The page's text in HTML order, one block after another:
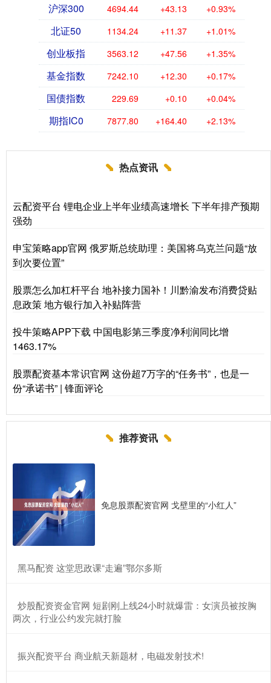
沪深300 4694.44 +43.13 +0.93%
北证50 1134.24 +11.37 +1.01%
创业板指 3563.12 +47.56 +1.35%
基金指数 7242.10 +12.30 +0.17%
国债指数 229.69 +0.10 +0.04%
期指IC0 7877.80 +164.40 +2.13%
热点资讯
云配资平台 锂电企业上半年业绩高速增长 下半年排产预期
强劲
申宝策略app官网 俄罗斯总统助理：美国将乌克兰问题“放
到次要位置”
股票怎么加杠杆平台 地补接力国补！川黔渝发布消费贷贴
息政策 地方银行加入补贴阵营
投牛策略APP下载 中国电影第三季度净利润同比增
1463.17%
股票配资基本常识官网 这份超7万字的“任务书”，也是一
份“承诺书” | 锋面评论
推荐资讯
免息股票配资官网 戈壁里的“小红人”
​黑马配资 这堂思政课“走遍”鄂尔多斯
​炒股配资资金官网 短剧刚上线24小时就爆雷：女演员被按胸
两次，行业公约发完就打脸
​振兴配资平台 商业航天新题材，电磁发射技术!